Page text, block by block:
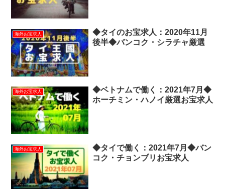
海外お宝求人
◆タイのお宝求人：2020年11月
後半◆バンコク・シラチャ厳選
海外お宝求人
◆ベトナムで働く：2021年7月◆
ホーチミン・ハノイ厳選お宝求人
海外お宝求人
◆タイで働く：2021年7月◆バン
コク・チョンブリお宝求人